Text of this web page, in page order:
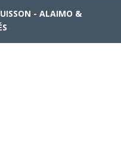
- ALAIMO &